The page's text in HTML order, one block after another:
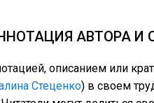
АВТОРА И
описанием или
Стеценко) в своем